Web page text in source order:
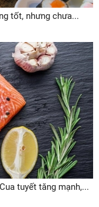
tốt, nhưng chưa...
tuyết tăng mạnh,...